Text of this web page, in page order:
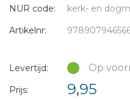
NUR code:
kerk- en
Artikelnr:
Levertijd: Op
Prijs: 9,95